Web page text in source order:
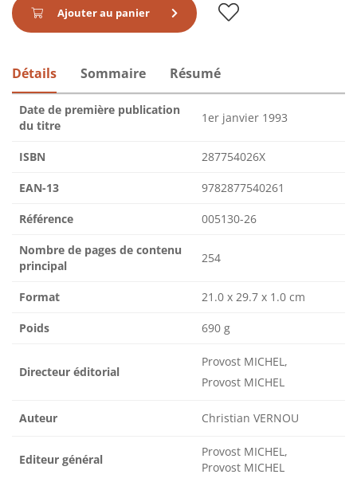
Ajouter au panier
Détails Sommaire Résumé
Date de première publication
du titre
1er janvier 1993
ISBN 287754026X
EAN-13 9782877540261
Référence 005130-26
Nombre de pages de contenu
principal
254
Format 21.0 x 29.7 x 1.0 cm
Poids 690 g
Directeur éditorial
Provost MICHEL,
Provost MICHEL
Auteur Christian VERNOU
Editeur général
Provost MICHEL,
Provost MICHEL